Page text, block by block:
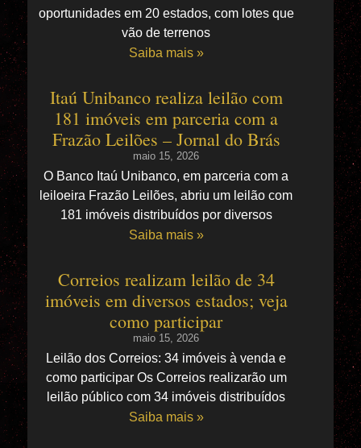
oportunidades em 20 estados, com lotes que
vão de terrenos
Saiba mais »
Itaú Unibanco realiza leilão com
181 imóveis em parceria com a
Frazão Leilões – Jornal do Brás
maio 15, 2026
O Banco Itaú Unibanco, em parceria com a
leiloeira Frazão Leilões, abriu um leilão com
181 imóveis distribuídos por diversos
Saiba mais »
Correios realizam leilão de 34
imóveis em diversos estados; veja
como participar
maio 15, 2026
Leilão dos Correios: 34 imóveis à venda e
como participar Os Correios realizarão um
leilão público com 34 imóveis distribuídos
Saiba mais »